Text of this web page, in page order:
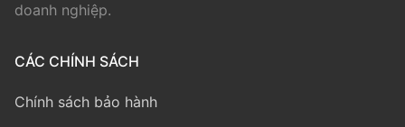
doanh nghiệp.
CÁC CHÍNH SÁCH
Chính sách bảo hành